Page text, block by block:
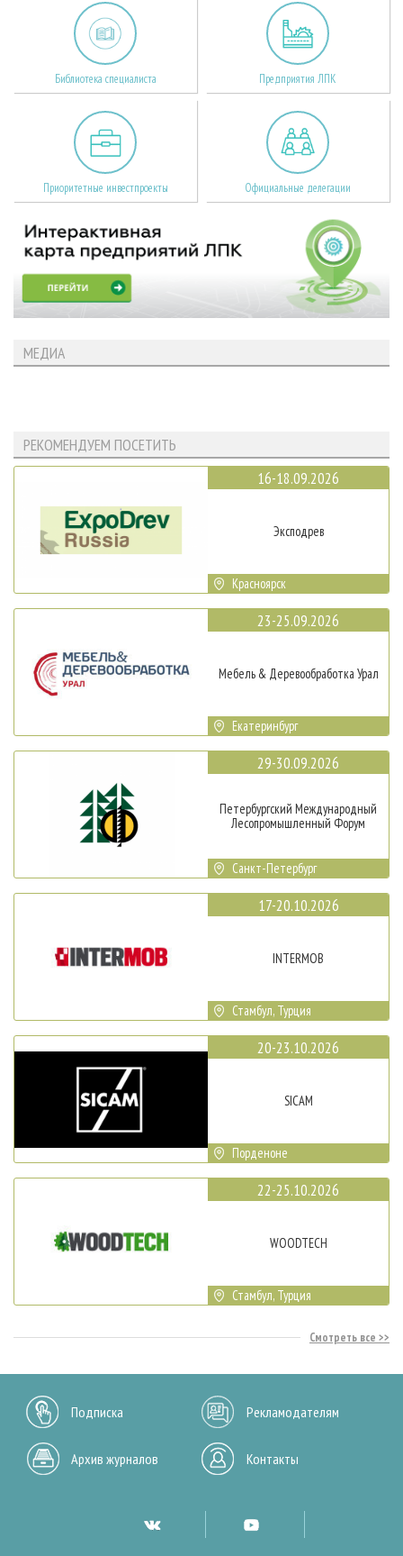
Библиотека специалиста Предприятия ЛПК
Приоритетные инвестпроекты Официальные делегации
МЕДИА
РЕКОМЕНДУЕМ ПОСЕТИТЬ
16-18.09.2026
Эксподрев
Красноярск
23-25.09.2026
Мебель & Деревообработка Урал
Екатеринбург
29-30.09.2026
Петербургский Международный
Лесопромышленный Форум
Санкт-Петербург
17-20.10.2026
INTERMOB
Стамбул, Турция
20-23.10.2026
SICAM
Порденоне
22-25.10.2026
WOODTECH
Стамбул, Турция
Смотреть все
Подписка Рекламодателям
Архив журналов Контакты